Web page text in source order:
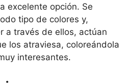
excelente opción. Se
tipo de colores y,
a través de ellos, actúan
los atraviesa, coloreándola
interesantes.